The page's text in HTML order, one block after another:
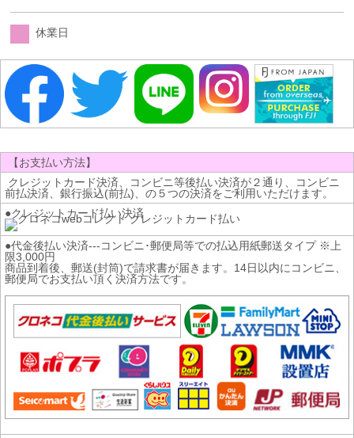
休業日
【お支払い方法】
クレジットカード決済、コンビニ等後払い決済が２通り、コンビニ
前払決済、銀行振込(前払)、の５つの決済をご利用いただけます。
●クレジットカード払い決済
●代金後払い決済---コンビニ･郵便局等での払込用紙郵送タイプ ※上
限3,000円
商品到着後、郵送(封筒)で請求書が届きます。14日以内にコンビニ、
郵便局でお支払い頂く決済方法です。